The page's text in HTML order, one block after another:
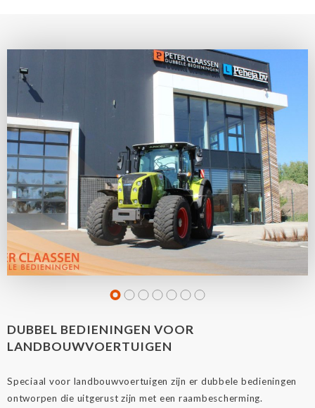
DUBBEL BEDIENINGEN VOOR
LANDBOUWVOERTUIGEN
Speciaal voor landbouwvoertuigen zijn er dubbele bedieningen
ontworpen die uitgerust zijn met een raambescherming.